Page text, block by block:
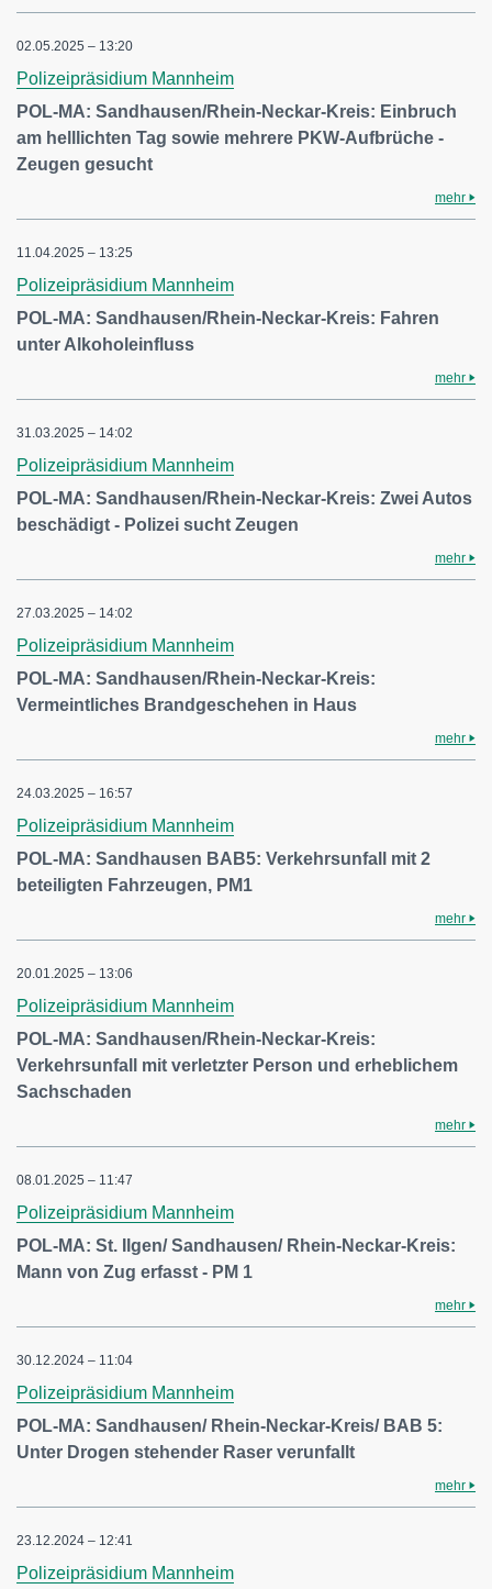
02.05.2025 – 13:20
Polizeipräsidium Mannheim
POL-MA: Sandhausen/Rhein-Neckar-Kreis: Einbruch
am helllichten Tag sowie mehrere PKW-Aufbrüche -
Zeugen gesucht
mehr
11.04.2025 – 13:25
Polizeipräsidium Mannheim
POL-MA: Sandhausen/Rhein-Neckar-Kreis: Fahren
unter Alkoholeinfluss
mehr
31.03.2025 – 14:02
Polizeipräsidium Mannheim
POL-MA: Sandhausen/Rhein-Neckar-Kreis: Zwei Autos
beschädigt - Polizei sucht Zeugen
mehr
27.03.2025 – 14:02
Polizeipräsidium Mannheim
POL-MA: Sandhausen/Rhein-Neckar-Kreis:
Vermeintliches Brandgeschehen in Haus
mehr
24.03.2025 – 16:57
Polizeipräsidium Mannheim
POL-MA: Sandhausen BAB5: Verkehrsunfall mit 2
beteiligten Fahrzeugen, PM1
mehr
20.01.2025 – 13:06
Polizeipräsidium Mannheim
POL-MA: Sandhausen/Rhein-Neckar-Kreis:
Verkehrsunfall mit verletzter Person und erheblichem
Sachschaden
mehr
08.01.2025 – 11:47
Polizeipräsidium Mannheim
POL-MA: St. Ilgen/ Sandhausen/ Rhein-Neckar-Kreis:
Mann von Zug erfasst - PM 1
mehr
30.12.2024 – 11:04
Polizeipräsidium Mannheim
POL-MA: Sandhausen/ Rhein-Neckar-Kreis/ BAB 5:
Unter Drogen stehender Raser verunfallt
mehr
23.12.2024 – 12:41
Polizeipräsidium Mannheim